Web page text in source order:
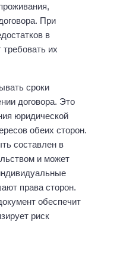
При
в
их
сроки
договора. Это
юридической
обеих сторон.
составлен в
и может
права сторон.
обеспечит
риск